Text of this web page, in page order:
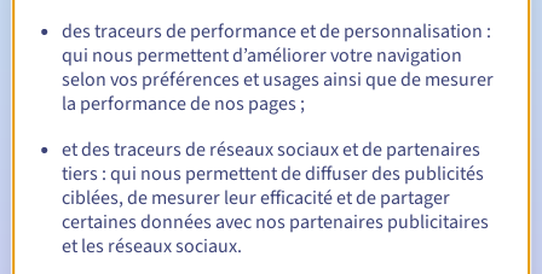
Notifications automatiques :
E-mails d'avertissement : 60, 30, 15, 7 et 3 jours avant la
date d'échéance
E-mail le jour de l'expirationpour notification de la
suspension du nom de domaine
E-mail après la période de grâce de rédemptionpour
notification de la suppression du nom de domaine
des traceurs de performance et de personnalisation :
qui nous permettent d’améliorer votre navigation
selon vos préférences et usages ainsi que de mesurer
la performance de nos pages ;
et des traceurs de réseaux sociaux et de partenaires
tiers : qui nous permettent de diffuser des publicités
ciblées, de mesurer leur efficacité et de partager
certaines données avec nos partenaires publicitaires
et les réseaux sociaux.